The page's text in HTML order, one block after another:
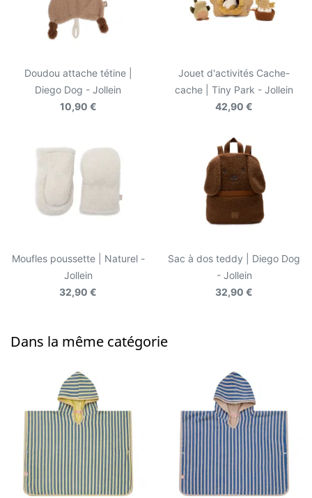
Doudou attache tétine |
Diego Dog - Jollein
10,90 €
Jouet d'activités Cache-
cache | Tiny Park - Jollein
42,90 €
Moufles poussette | Naturel -
Jollein
32,90 €
Sac à dos teddy | Diego Dog
- Jollein
32,90 €
Dans la même catégorie